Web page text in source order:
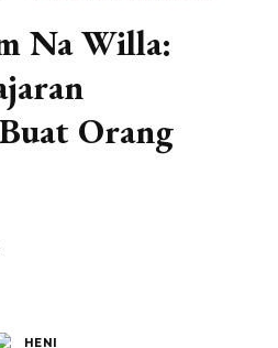
Na Willa:
Orang